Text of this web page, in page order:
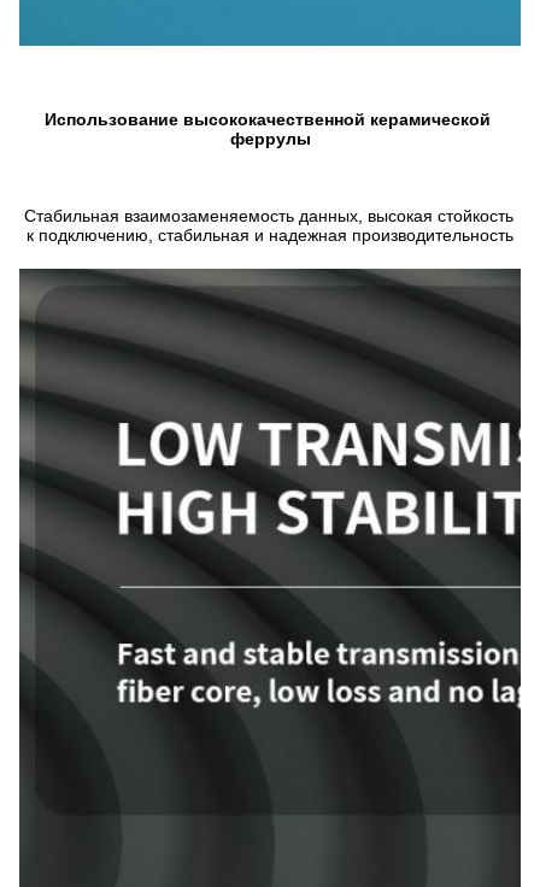
Использование высококачественной керамической
феррулы
Стабильная взаимозаменяемость данных, высокая стойкость
к подключению, стабильная и надежная производительность